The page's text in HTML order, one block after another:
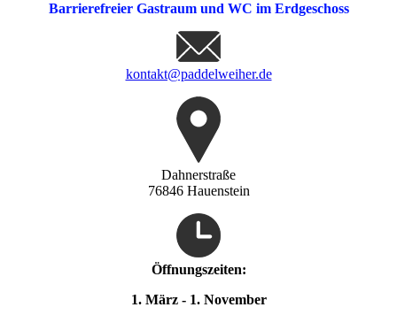
Barrierefreier Gastraum und WC im Erdgeschoss
kontakt@paddelweiher.de
Dahnerstraße
76846 Hauenstein
Öffnungszeiten:
1. März - 1. November